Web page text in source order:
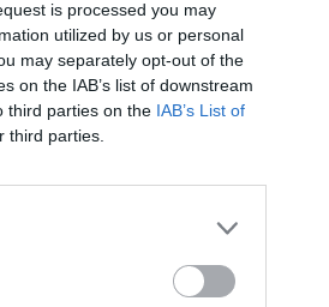
is processed you may
utilized by us or personal
may separately opt-out of the
on the IAB’s list of downstream
third parties on the IAB’s List of
third parties.
contra la